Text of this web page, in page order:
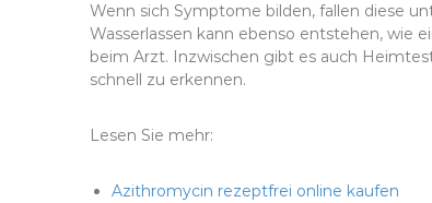
Wenn sich Symptome bilden, fallen diese
Wasserlassen kann ebenso entstehen, wie
beim Arzt. Inzwischen gibt es auch
schnell zu erkennen.
Lesen Sie mehr:
Azithromycin rezeptfrei online kaufen